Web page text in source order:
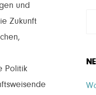
und
Zukunft
Politik